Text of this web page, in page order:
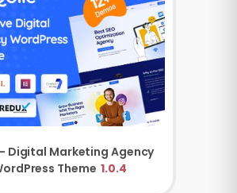
Digital Marketing Agency
Theme 1.0.4